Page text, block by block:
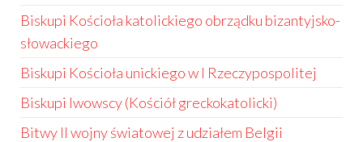
Biskupi Kościoła katolickiego obrządku bizantyjsko-
słowackiego
Biskupi Kościoła unickiego w I Rzeczypospolitej
Biskupi lwowscy (Kościół greckokatolicki)
Bitwy II wojny światowej z udziałem Belgii